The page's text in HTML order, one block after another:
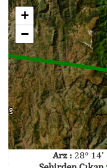
+
−
Arz : 28° 14'